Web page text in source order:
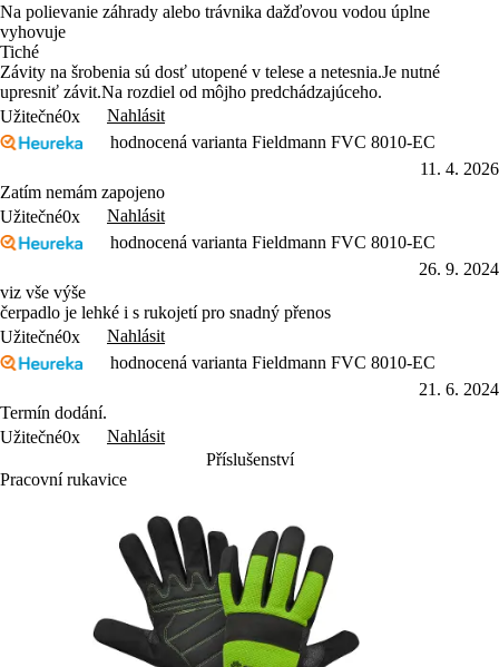
Na polievanie záhrady alebo trávnika dažďovou vodou úplne
vyhovuje
Tiché
Závity na šrobenia sú dosť utopené v telese a netesnia.Je nutné
upresniť závit.Na rozdiel od môjho predchádzajúceho.
Užitečné0x
Nahlásit
hodnocená varianta Fieldmann FVC 8010-EC
11. 4. 2026
Zatím nemám zapojeno
Užitečné0x
Nahlásit
hodnocená varianta Fieldmann FVC 8010-EC
26. 9. 2024
viz vše výše
čerpadlo je lehké i s rukojetí pro snadný přenos
Užitečné0x
Nahlásit
hodnocená varianta Fieldmann FVC 8010-EC
21. 6. 2024
Termín dodání.
Užitečné0x
Nahlásit
Příslušenství
Pracovní rukavice